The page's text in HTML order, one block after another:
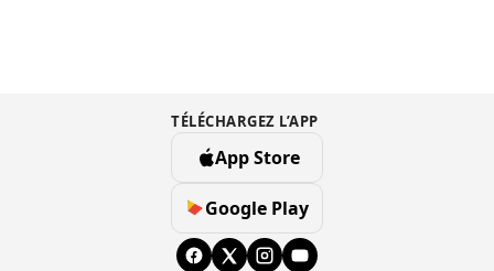
TÉLÉCHARGEZ L’APP
App Store
Google Play